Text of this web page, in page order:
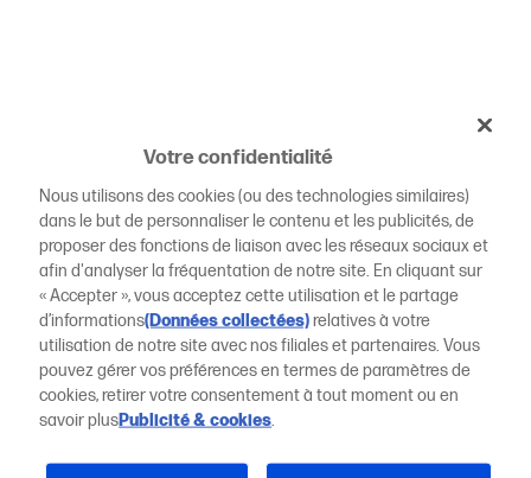
Votre confidentialité
Nous utilisons des cookies (ou des technologies similaires)
dans le but de personnaliser le contenu et les publicités, de
proposer des fonctions de liaison avec les réseaux sociaux et
afin d'analyser la fréquentation de notre site. En cliquant sur
« Accepter », vous acceptez cette utilisation et le partage
d’informations(Données collectées)relatives à votre
utilisation de notre site avec nos filiales et partenaires. Vous
pouvez gérer vos préférences en termes de paramètres de
cookies, retirer votre consentement à tout moment ou en
savoir plusPublicité & cookies.